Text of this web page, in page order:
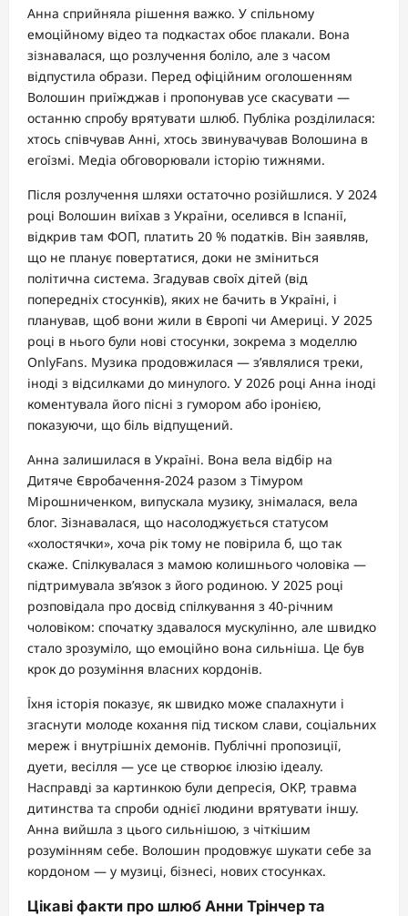
Анна сприйняла рішення важко. У спільному
емоційному відео та подкастах обоє плакали. Вона
зізнавалася, що розлучення боліло, але з часом
відпустила образи. Перед офіційним оголошенням
Волошин приїжджав і пропонував усе скасувати —
останню спробу врятувати шлюб. Публіка розділилася:
хтось співчував Анні, хтось звинувачував Волошина в
егоїзмі. Медіа обговорювали історію тижнями.
Після розлучення шляхи остаточно розійшлися. У 2024
році Волошин виїхав з України, оселився в Іспанії,
відкрив там ФОП, платить 20 % податків. Він заявляв,
що не планує повертатися, доки не зміниться
політична система. Згадував своїх дітей (від
попередніх стосунків), яких не бачить в Україні, і
планував, щоб вони жили в Європі чи Америці. У 2025
році в нього були нові стосунки, зокрема з моделлю
OnlyFans. Музика продовжилася — з’являлися треки,
іноді з відсилками до минулого. У 2026 році Анна іноді
коментувала його пісні з гумором або іронією,
показуючи, що біль відпущений.
Анна залишилася в Україні. Вона вела відбір на
Дитяче Євробачення-2024 разом з Тімуром
Мірошниченком, випускала музику, знімалася, вела
блог. Зізнавалася, що насолоджується статусом
«холостячки», хоча рік тому не повірила б, що так
скаже. Спілкувалася з мамою колишнього чоловіка —
підтримувала зв’язок з його родиною. У 2025 році
розповідала про досвід спілкування з 40-річним
чоловіком: спочатку здавалося мускулінно, але швидко
стало зрозуміло, що емоційно вона сильніша. Це був
крок до розуміння власних кордонів.
Їхня історія показує, як швидко може спалахнути і
згаснути молоде кохання під тиском слави, соціальних
мереж і внутрішніх демонів. Публічні пропозиції,
дуети, весілля — усе це створює ілюзію ідеалу.
Насправді за картинкою були депресія, ОКР, травма
дитинства та спроби однієї людини врятувати іншу.
Анна вийшла з цього сильнішою, з чіткішим
розумінням себе. Волошин продовжує шукати себе за
кордоном — у музиці, бізнесі, нових стосунках.
Цікаві факти про шлюб Анни Трінчер та